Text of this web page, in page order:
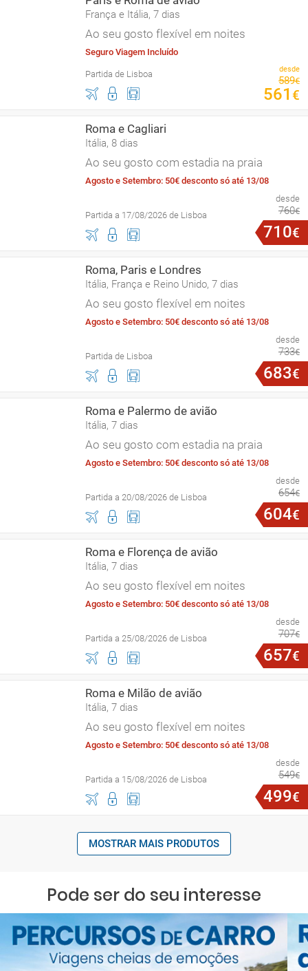
França e Itália, 7 dias
Ao seu gosto flexível em noites
Seguro Viagem Incluído
Partida de Lisboa desde
589€
561 €
Roma e Cagliari
Itália, 8 dias
Ao seu gosto com estadia na praia
Agosto e Setembro: 50€ desconto só até 13/08
Partida a 17/08/2026 de Lisboa
desde
760€
710€
Roma, Paris e Londres
Itália, França e Reino Unido, 7 dias
Ao seu gosto flexível em noites
Agosto e Setembro: 50€ desconto só até 13/08
Partida de Lisboa
desde
733€
683€
Roma e Palermo de avião
Itália, 7 dias
Ao seu gosto com estadia na praia
Agosto e Setembro: 50€ desconto só até 13/08
Partida a 20/08/2026 de Lisboa
desde
654€
604€
Roma e Florença de avião
Itália, 7 dias
Ao seu gosto flexível em noites
Agosto e Setembro: 50€ desconto só até 13/08
Partida a 25/08/2026 de Lisboa
desde
707€
657€
Roma e Milão de avião
Itália, 7 dias
Ao seu gosto flexível em noites
Agosto e Setembro: 50€ desconto só até 13/08
Partida a 15/08/2026 de Lisboa
desde
549€
499€
MOSTRAR MAIS PRODUTOS
Pode ser do seu interesse